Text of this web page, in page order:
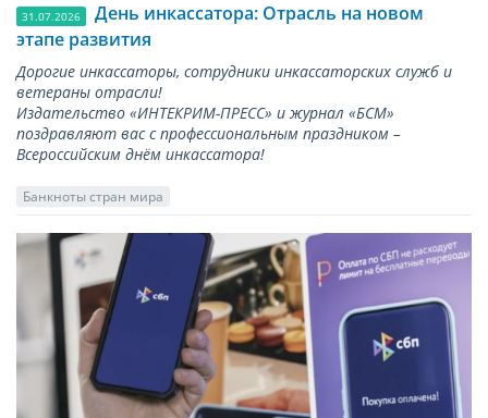
31.07.2026
День инкассатора: Отрасль на новом
этапе развития
Дорогие инкассаторы, сотрудники инкассаторских служб и
ветераны отрасли!
Издательство «ИНТЕКРИМ-ПРЕСС» и журнал «БСМ»
поздравляют вас с профессиональным праздником –
Всероссийским днём инкассатора!
Банкноты стран мира